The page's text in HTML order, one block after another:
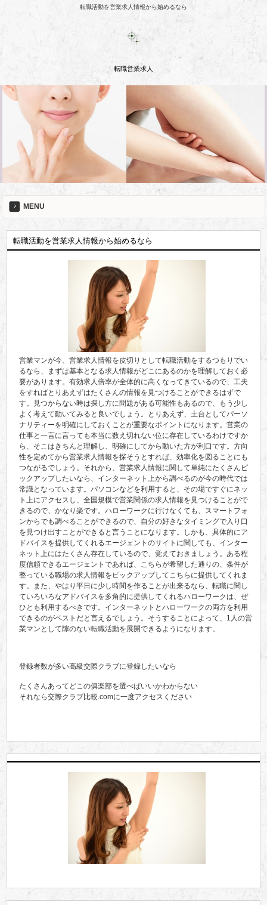
転職活動を営業求人情報から始めるなら
転職営業求人
MENU
転職活動を営業求人情報から始めるなら
営業マンが今、営業求人情報を皮切りとして転職活動をするつもりでい
るなら、まずは基本となる求人情報がどこにあるのかを理解しておく必
要があります。有効求人倍率が全体的に高くなってきているので、工夫
をすればとりあえずはたくさんの情報を見つけることができるはずで
す。見つからない時は探し方に問題がある可能性もあるので、もう少し
よく考えて動いてみると良いでしょう。とりあえず、土台としてパーソ
ナリティーを明確にしておくことが重要なポイントになります。営業の
仕事と一言に言っても本当に数え切れない位に存在しているわけですか
ら、そこはきちんと理解し、明確にしてから動いた方が利口です。方向
性を定めてから営業求人情報を探そうとすれば、効率化を図ることにも
つながるでしょう。それから、営業求人情報に関して単純にたくさんピ
ックアップしたいなら、インターネット上から調べるのが今の時代では
常識となっています。パソコンなどを利用すると、その場ですぐにネッ
ト上にアクセスし、全国規模で営業関係の求人情報を見つけることがで
きるので、かなり楽です。ハローワークに行けなくても、スマートフォ
ンからでも調べることができるので、自分の好きなタイミングで入り口
を見つけ出すことができると言うことになります。しかも、具体的にア
ドバイスを提供してくれるエージェントのサイトに関しても、インター
ネット上にはたくさん存在しているので、覚えておきましょう。ある程
度信頼できるエージェントであれば、こちらが希望した通りの、条件が
整っている職場の求人情報をピックアップしてこちらに提供してくれま
す。また、やはり平日に少し時間を作ることが出来るなら、転職に関し
ていろいろなアドバイスを多角的に提供してくれるハローワークは、ぜ
ひとも利用するべきです。インターネットとハローワークの両方を利用
できるのがベストだと言えるでしょう。そうすることによって、1人の営
業マンとして隙のない転職活動を展開できるようになります。
登録者数が多い高級交際クラブに登録したいなら
たくさんあってどこの俱楽部を選べばいいかわからない
それなら交際クラブ比較.comに一度アクセスください